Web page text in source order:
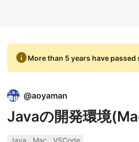
infoMore than 5 years have passed
@aoyaman
Javaの開発環境
Java Mac
VSCode